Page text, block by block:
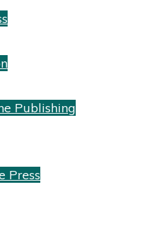
Publishing
Press